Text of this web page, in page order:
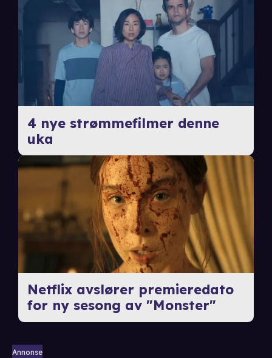
4 nye strømmefilmer denne
uka
Netflix avslører premieredato
for ny sesong av "Monster"
Annonse